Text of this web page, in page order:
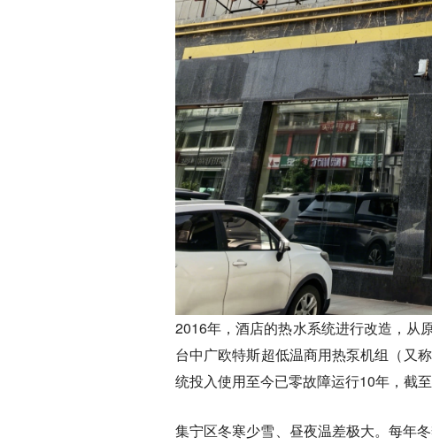
2016年，酒店的热水系统进行改造，从
台中广欧特斯超低温商用热泵机组（又
统投入使用至今已零故障运行10年，截
集宁区冬寒少雪、昼夜温差极大。每